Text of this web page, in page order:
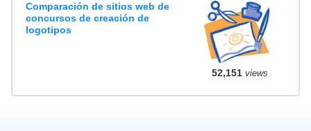
Comparación de sitios web de
concursos de creación de
logotipos
52,151views